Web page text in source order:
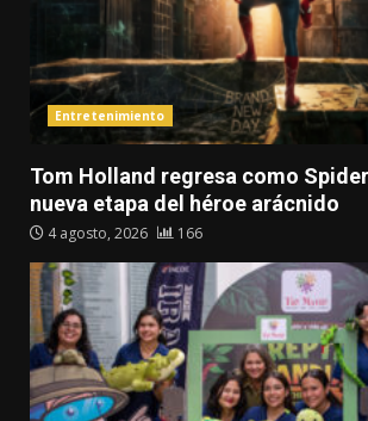
Entretenimiento
Tom Holland regresa como
nueva etapa del héroe arácnido
4 agosto, 2026 166